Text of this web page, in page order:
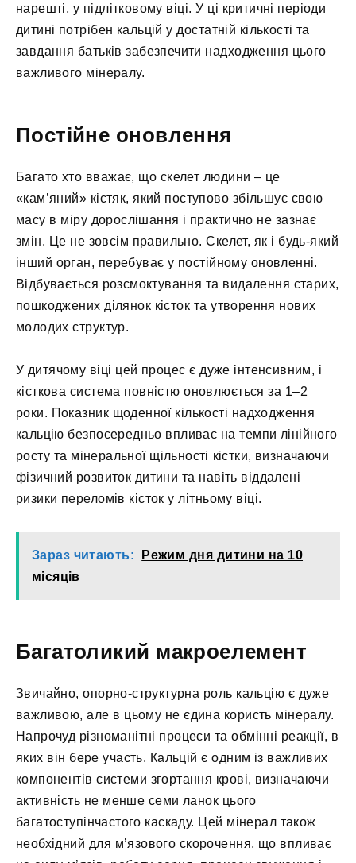
нарешті, у підлітковому віці. У ці критичні періоди
дитині потрібен кальцій у достатній кількості та
завдання батьків забезпечити надходження цього
важливого мінералу.
Постійне оновлення
Багато хто вважає, що скелет людини – це
«кам’яний» кістяк, який поступово збільшує свою
масу в міру дорослішання і практично не зазнає
змін. Це не зовсім правильно. Скелет, як і будь-який
інший орган, перебуває у постійному оновленні.
Відбувається розсмоктування та видалення старих,
пошкоджених ділянок кісток та утворення нових
молодих структур.
У дитячому віці цей процес є дуже інтенсивним, і
кісткова система повністю оновлюється за 1–2
роки. Показник щоденної кількості надходження
кальцію безпосередньо впливає на темпи лінійного
росту та мінеральної щільності кістки, визначаючи
фізичний розвиток дитини та навіть віддалені
ризики переломів кісток у літньому віці.
Зараз читають:
Режим дня дитини на 10
місяців
Багатоликий макроелемент
Звичайно, опорно-структурна роль кальцію є дуже
важливою, але в цьому не єдина користь мінералу.
Напрочуд різноманітні процеси та обмінні реакції, в
яких він бере участь. Кальцій є одним із важливих
компонентів системи згортання крові, визначаючи
активність не менше семи ланок цього
багатоступінчастого каскаду. Цей мінерал також
необхідний для м’язового скорочення, що впливає